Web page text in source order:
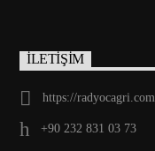
İLETİŞİM
https://radyocagri.com
+90 232 831 03 73